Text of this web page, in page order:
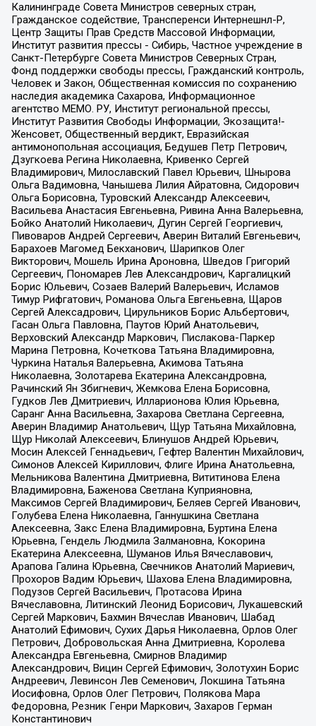
Калининграде Совета Министров северных стран,
Гражданское содействие, Трансперенси Интернешнл-Р,
Центр Защиты Прав Средств Массовой Информации,
Институт развития прессы - Сибирь, Частное учреждение в
Санкт-Петербурге Совета Министров Северных Стран,
Фонд поддержки свободы прессы, Гражданский контроль,
Человек и Закон, Общественная комиссия по сохранению
наследия академика Сахарова, Информационное
агентство МЕМО. РУ, Институт региональной прессы,
Институт Развития Свободы Информации, Экозащита!-
Женсовет, Общественный вердикт, Евразийская
антимонопольная ассоциация, Бедушев Петр Петрович,
Дзугкоева Регина Николаевна, Кривенко Сергей
Владимирович, Милославский Павел Юрьевич, Шнырова
Ольга Вадимовна, Чанышева Лилия Айратовна, Сидорович
Ольга Борисовна, Туровский Александр Алексеевич,
Васильева Анастасия Евгеньевна, Ривина Анна Валерьевна,
Бойко Анатолий Николаевич, Дугин Сергей Георгиевич,
Пивоваров Андрей Сергеевич, Аверин Виталий Евгеньевич,
Барахоев Магомед Бекханович, Шарипков Олег
Викторович, Мошель Ирина Ароновна, Шведов Григорий
Сергеевич, Пономарев Лев Александрович, Каргалицкий
Борис Юльевич, Созаев Валерий Валерьевич, Исламов
Тимур Рифгатович, Романова Ольга Евгеньевна, Щаров
Сергей Алексадрович, Цирульников Борис Альбертович,
Гасан Ольга Павловна, Паутов Юрий Анатольевич,
Верховский Александр Маркович, Пислакова-Паркер
Марина Петровна, Кочеткова Татьяна Владимировна,
Чуркина Наталья Валерьевна, Акимова Татьяна
Николаевна, Золотарева Екатерина Александровна,
Рачинский Ян Збигневич, Жемкова Елена Борисовна,
Гудков Лев Дмитриевич, Илларионова Юлия Юрьевна,
Саранг Анна Васильевна, Захарова Светлана Сергеевна,
Аверин Владимир Анатольевич, Щур Татьяна Михайловна,
Щур Николай Алексеевич, Блинушов Андрей Юрьевич,
Мосин Алексей Геннадьевич, Гефтер Валентин Михайлович,
Симонов Алексей Кириллович, Флиге Ирина Анатольевна,
Мельникова Валентина Дмитриевна, Вититинова Елена
Владимировна, Баженова Светлана Куприяновна,
Максимов Сергей Владимирович, Беляев Сергей Иванович,
Голубева Елена Николаевна, Ганнушкина Светлана
Алексеевна, Закс Елена Владимировна, Буртина Елена
Юрьевна, Гендель Людмила Залмановна, Кокорина
Екатерина Алексеевна, Шуманов Илья Вячеславович,
Арапова Галина Юрьевна, Свечников Анатолий Мариевич,
Прохоров Вадим Юрьевич, Шахова Елена Владимировна,
Подузов Сергей Васильевич, Протасова Ирина
Вячеславовна, Литинский Леонид Борисович, Лукашевский
Сергей Маркович, Бахмин Вячеслав Иванович, Шабад
Анатолий Ефимович, Сухих Дарья Николаевна, Орлов Олег
Петрович, Добровольская Анна Дмитриевна, Королева
Александра Евгеньевна, Смирнов Владимир
Александрович, Вицин Сергей Ефимович, Золотухин Борис
Андреевич, Левинсон Лев Семенович, Локшина Татьяна
Иосифовна, Орлов Олег Петрович, Полякова Мара
Федоровна, Резник Генри Маркович, Захаров Герман
Константинович